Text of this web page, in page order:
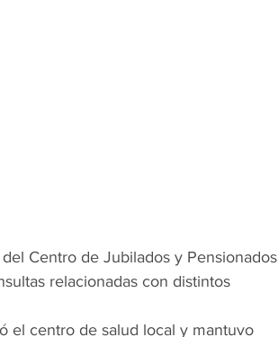
Centro de Jubilados y Pensionados
relacionadas con distintos
el centro de salud local y mantuvo